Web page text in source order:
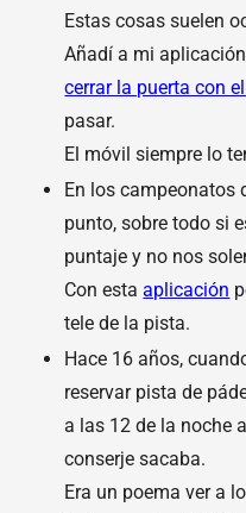
Estas cosas suelen
Añadí a mi
cerrar la puerta con
pasar.
El móvil siempre lo
En los campeonatos
punto, sobre todo si
puntaje y no nos
Con estaaplicación
tele de la pista.
Hace 16 años,
reservar pista de
a las 12 de la noche
conserje sacaba.
Era un poema ver a